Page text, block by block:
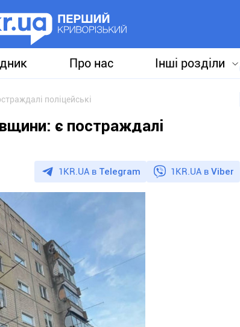
Про нас Інші розділи
поліцейські
є постраждалі
1KR.UA в Telegram 1KR.UA в Viber